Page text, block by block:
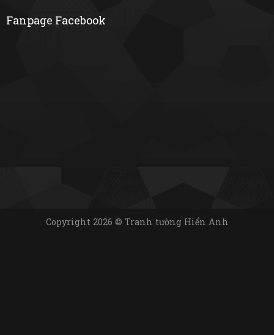
Fanpage Facebook
Copyright 2026 © Tranh tường Hiển Anh